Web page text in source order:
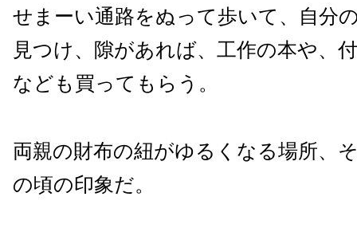
せまーい通路をぬって歩いて、自分
見つけ、隙があれば、工作の本や、
なども買ってもらう。
両親の財布の紐がゆるくなる場所、
の頃の印象だ。